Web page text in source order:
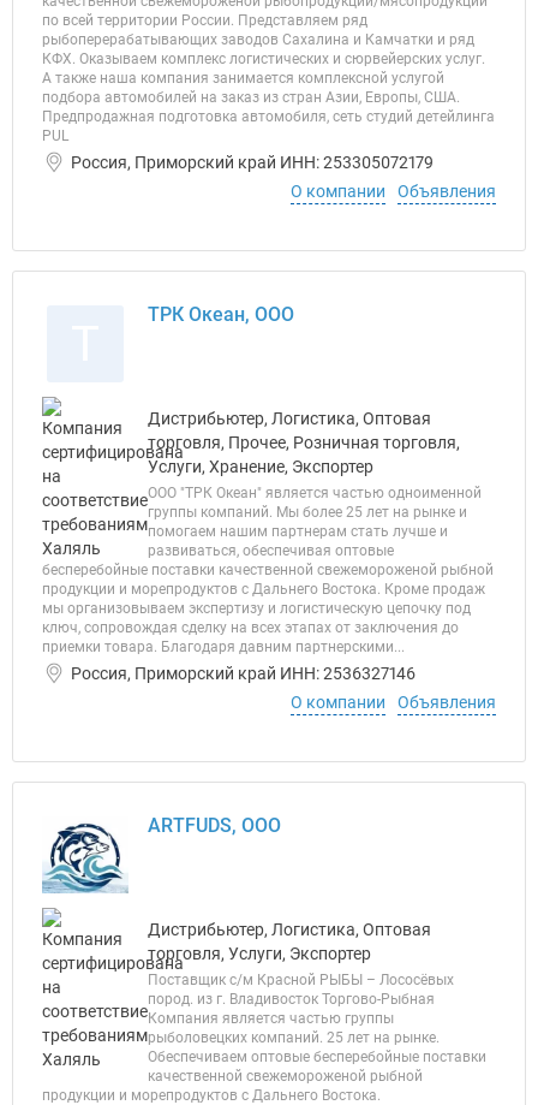
по всей территории России. Представляем ряд
рыбоперерабатывающих заводов Сахалина и Камчатки и ряд
КФХ. Оказываем комплекс логистических и сюрвейерских услуг.
А также наша компания занимается комплексной услугой
подбора автомобилей на заказ из стран Азии, Европы, США.
Предпродажная подготовка автомобиля, сеть студий детейлинга
PUL
Россия, Приморский край ИНН: 253305072179
О компании
Объявления
ТРК Океан, ООО
Дистрибьютер, Логистика, Оптовая
торговля, Прочее, Розничная торговля,
Услуги, Хранение, Экспортер
ООО "ТРК Океан" является частью одноименной
группы компаний. Мы более 25 лет на рынке и
помогаем нашим партнерам стать лучше и
развиваться, обеспечивая оптовые
бесперебойные поставки качественной свежемороженой рыбной
продукции и морепродуктов с Дальнего Востока. Кроме продаж
мы организовываем экспертизу и логистическую цепочку под
ключ, сопровождая сделку на всех этапах от заключения до
приемки товара. Благодаря давним партнерскими...
Россия, Приморский край ИНН: 2536327146
О компании
Объявления
ARTFUDS, ООО
Дистрибьютер, Логистика, Оптовая
торговля, Услуги, Экспортер
Поставщик с/м Красной РЫБЫ – Лососёвых
пород. из г. Владивосток Торгово-Рыбная
Компания является частью группы
рыболовецких компаний. 25 лет на рынке.
Обеспечиваем оптовые бесперебойные поставки
качественной свежемороженой рыбной
продукции и морепродуктов с Дальнего Востока.